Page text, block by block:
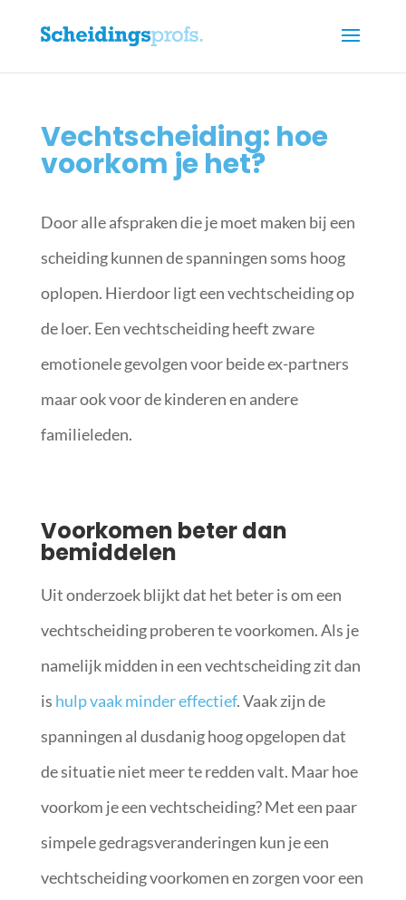
Vechtscheiding: hoe
voorkom je het?
Door alle afspraken die je moet maken bij een
scheiding kunnen de spanningen soms hoog
oplopen. Hierdoor ligt een vechtscheiding op
de loer. Een vechtscheiding heeft zware
emotionele gevolgen voor beide ex-partners
maar ook voor de kinderen en andere
familieleden.
Voorkomen beter dan
bemiddelen
Uit onderzoek blijkt dat het beter is om een
vechtscheiding proberen te voorkomen. Als je
namelijk midden in een vechtscheiding zit dan
is hulp vaak minder effectief. Vaak zijn de
spanningen al dusdanig hoog opgelopen dat
de situatie niet meer te redden valt. Maar hoe
voorkom je een vechtscheiding? Met een paar
simpele gedragsveranderingen kun je een
vechtscheiding voorkomen en zorgen voor een